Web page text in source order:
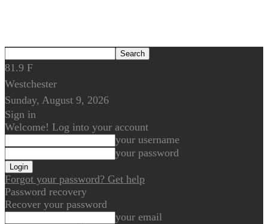
81.9 F
Westchester
Sunday, August 9, 2026
Sign in
Welcome! Log into your account
your username
your password
Forgot your password? Get help
Password recovery
Recover your password
your email